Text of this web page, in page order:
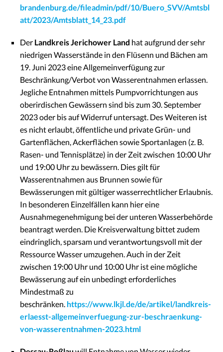
brandenburg.de/fileadmin/pdf/10/Buero_SVV/Amtsbl
att/2023/Amtsblatt_14_23.pdf
Der Landkreis Jerichower Land hat aufgrund der sehr
niedrigen Wasserstände in den Flüsenn und Bächen am
19. Juni 2023 eine Allgemeinverfügung zur
Beschränkung/Verbot von Wasserentnahmen erlassen.
Jegliche Entnahmen mittels Pumpvorrichtungen aus
oberirdischen Gewässern sind bis zum 30. September
2023 oder bis auf Widerruf untersagt. Des Weiteren ist
es nicht erlaubt, öffentliche und private Grün- und
Gartenflächen, Ackerflächen sowie Sportanlagen (z. B.
Rasen- und Tennisplätze) in der Zeit zwischen 10:00 Uhr
und 19:00 Uhr zu bewässern. Dies gilt für
Wasserentnahmen aus Brunnen sowie für
Bewässerungen mit gültiger wasserrechtlicher Erlaubnis.
In besonderen Einzelfällen kann hier eine
Ausnahmegenehmigung bei der unteren Wasserbehörde
beantragt werden. Die Kreisverwaltung bittet zudem
eindringlich, sparsam und verantwortungsvoll mit der
Ressource Wasser umzugehen. Auch in der Zeit
zwischen 19:00 Uhr und 10:00 Uhr ist eine mögliche
Bewässerung auf ein unbedingt erforderliches
Mindestmaß zu
beschränken. https://www.lkjl.de/de/artikel/landkreis-
erlaesst-allgemeinverfuegung-zur-beschraenkung-
von-wasserentnahmen-2023.html